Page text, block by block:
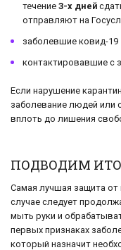
течение 3-х дней
отправляют на
заболевшие ковид-
контактировавшие с
Если нарушение
заболевание людей или
вплоть до лишения
ПОДВОДИМ
Самая лучшая защита
случае следует
мыть руки и
первых признаках
который назначит